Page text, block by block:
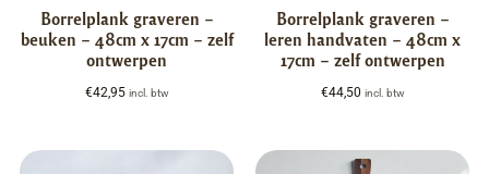
Borrelplank graveren –
beuken – 48cm x 17cm – zelf
ontwerpen
€42,95 incl. btw
Borrelplank graveren –
leren handvaten – 48cm x
17cm – zelf ontwerpen
€44,50 incl. btw